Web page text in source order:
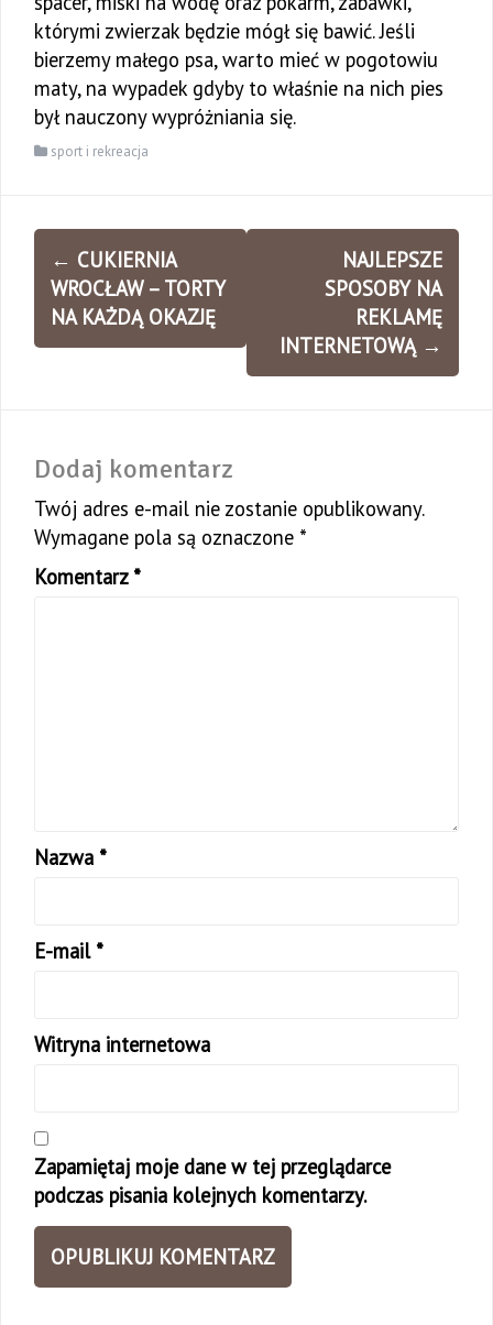
którymi zwierzak będzie mógł się bawić. Jeśli
bierzemy małego psa, warto mieć w pogotowiu
maty, na wypadek gdyby to właśnie na nich pies
był nauczony wypróżniania się.
sport i rekreacja
Zobacz
wpisy
← CUKIERNIA
WROCŁAW – TORTY
NA KAŻDĄ OKAZJĘ
NAJLEPSZE
SPOSOBY NA
REKLAMĘ
INTERNETOWĄ →
Dodaj komentarz
Twój adres e-mail nie zostanie opublikowany.
Wymagane pola są oznaczone *
Komentarz *
Nazwa *
E-mail *
Witryna internetowa
Zapamiętaj moje dane w tej przeglądarce
podczas pisania kolejnych komentarzy.